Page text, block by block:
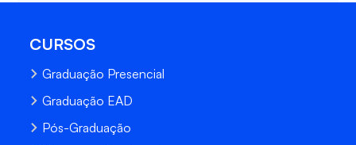
CURSOS
Graduação Presencial
Graduação EAD
Pós-Graduação